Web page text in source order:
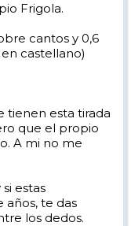
Frigola.
cantos y 0,6
castellano)
tienen esta tirada
que el propio
A mi no me
estas
años, te das
los dedos.